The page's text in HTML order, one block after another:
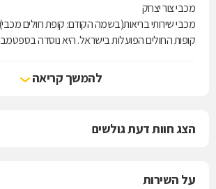
מכבי צור יצחק
מכבי שירותי בריאות(בשמה הקודם: קופת חולים
מכבי מעניקה לחבריה את מיטב השירות הרפואי,
קידום בריאות ורפואה מונעת תוך שמירה על ערכי
להמשך קריאה
הצג חוות דעת גולשים
על השירות